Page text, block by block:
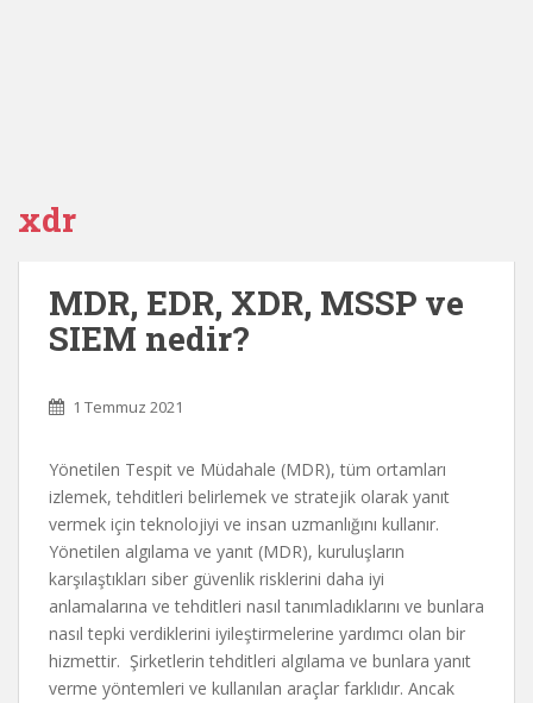
xdr
MDR, EDR, XDR, MSSP ve
SIEM nedir?
1 Temmuz 2021
Yönetilen Tespit ve Müdahale (MDR), tüm ortamları
izlemek, tehditleri belirlemek ve stratejik olarak yanıt
vermek için teknolojiyi ve insan uzmanlığını kullanır.
Yönetilen algılama ve yanıt (MDR), kuruluşların
karşılaştıkları siber güvenlik risklerini daha iyi
anlamalarına ve tehditleri nasıl tanımladıklarını ve bunlara
nasıl tepki verdiklerini iyileştirmelerine yardımcı olan bir
hizmettir. Şirketlerin tehditleri algılama ve bunlara yanıt
verme yöntemleri ve kullanılan araçlar farklıdır. Ancak